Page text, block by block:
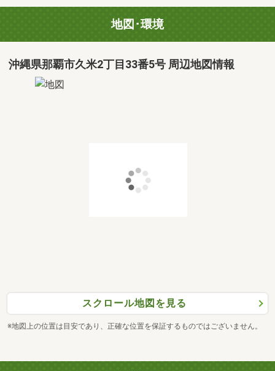
地図･環境
沖縄県那覇市久米2丁目33番5号 周辺地図情報
スクロール地図を見る
※地図上の位置は目安であり、正確な位置を保証するものではございません。